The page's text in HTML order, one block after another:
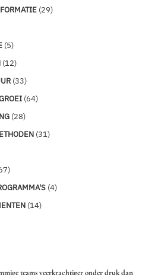
(29)
(5)
(12)
(33)
(64)
(28)
(31)
(4)
(14)
teams veerkrachtiger onder druk dan